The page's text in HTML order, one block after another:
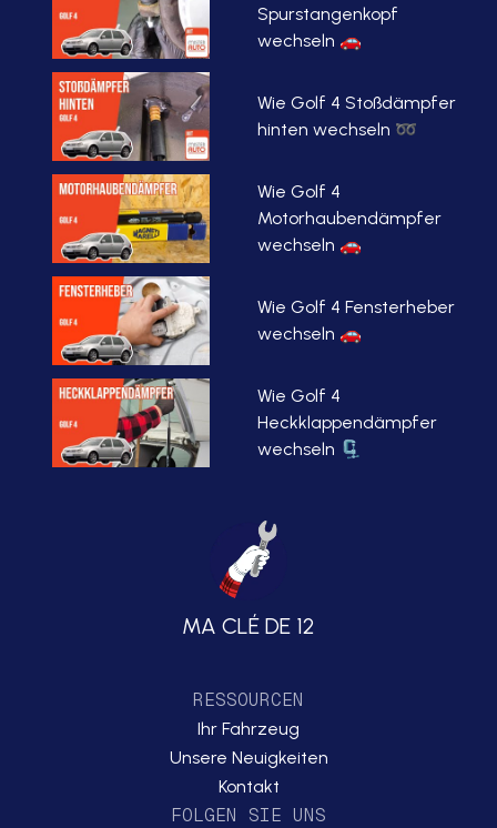
Spurstangenkopf
wechseln 🚗
Wie Golf 4 Stoßdämpfer
hinten wechseln ➿
Wie Golf 4
Motorhaubendämpfer
wechseln 🚗
Wie Golf 4 Fensterheber
wechseln 🚗
Wie Golf 4
Heckklappendämpfer
wechseln 🗜️
MA CLÉ DE 12
RESSOURCEN
Ihr Fahrzeug
Unsere Neuigkeiten
Kontakt
FOLGEN SIE UNS